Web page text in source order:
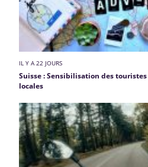
IL Y A 22 JOURS
Suisse : Sensibilisation des
locales